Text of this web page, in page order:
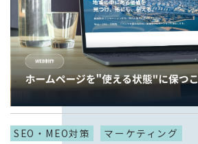
SEO・MEO対策 マーケティング